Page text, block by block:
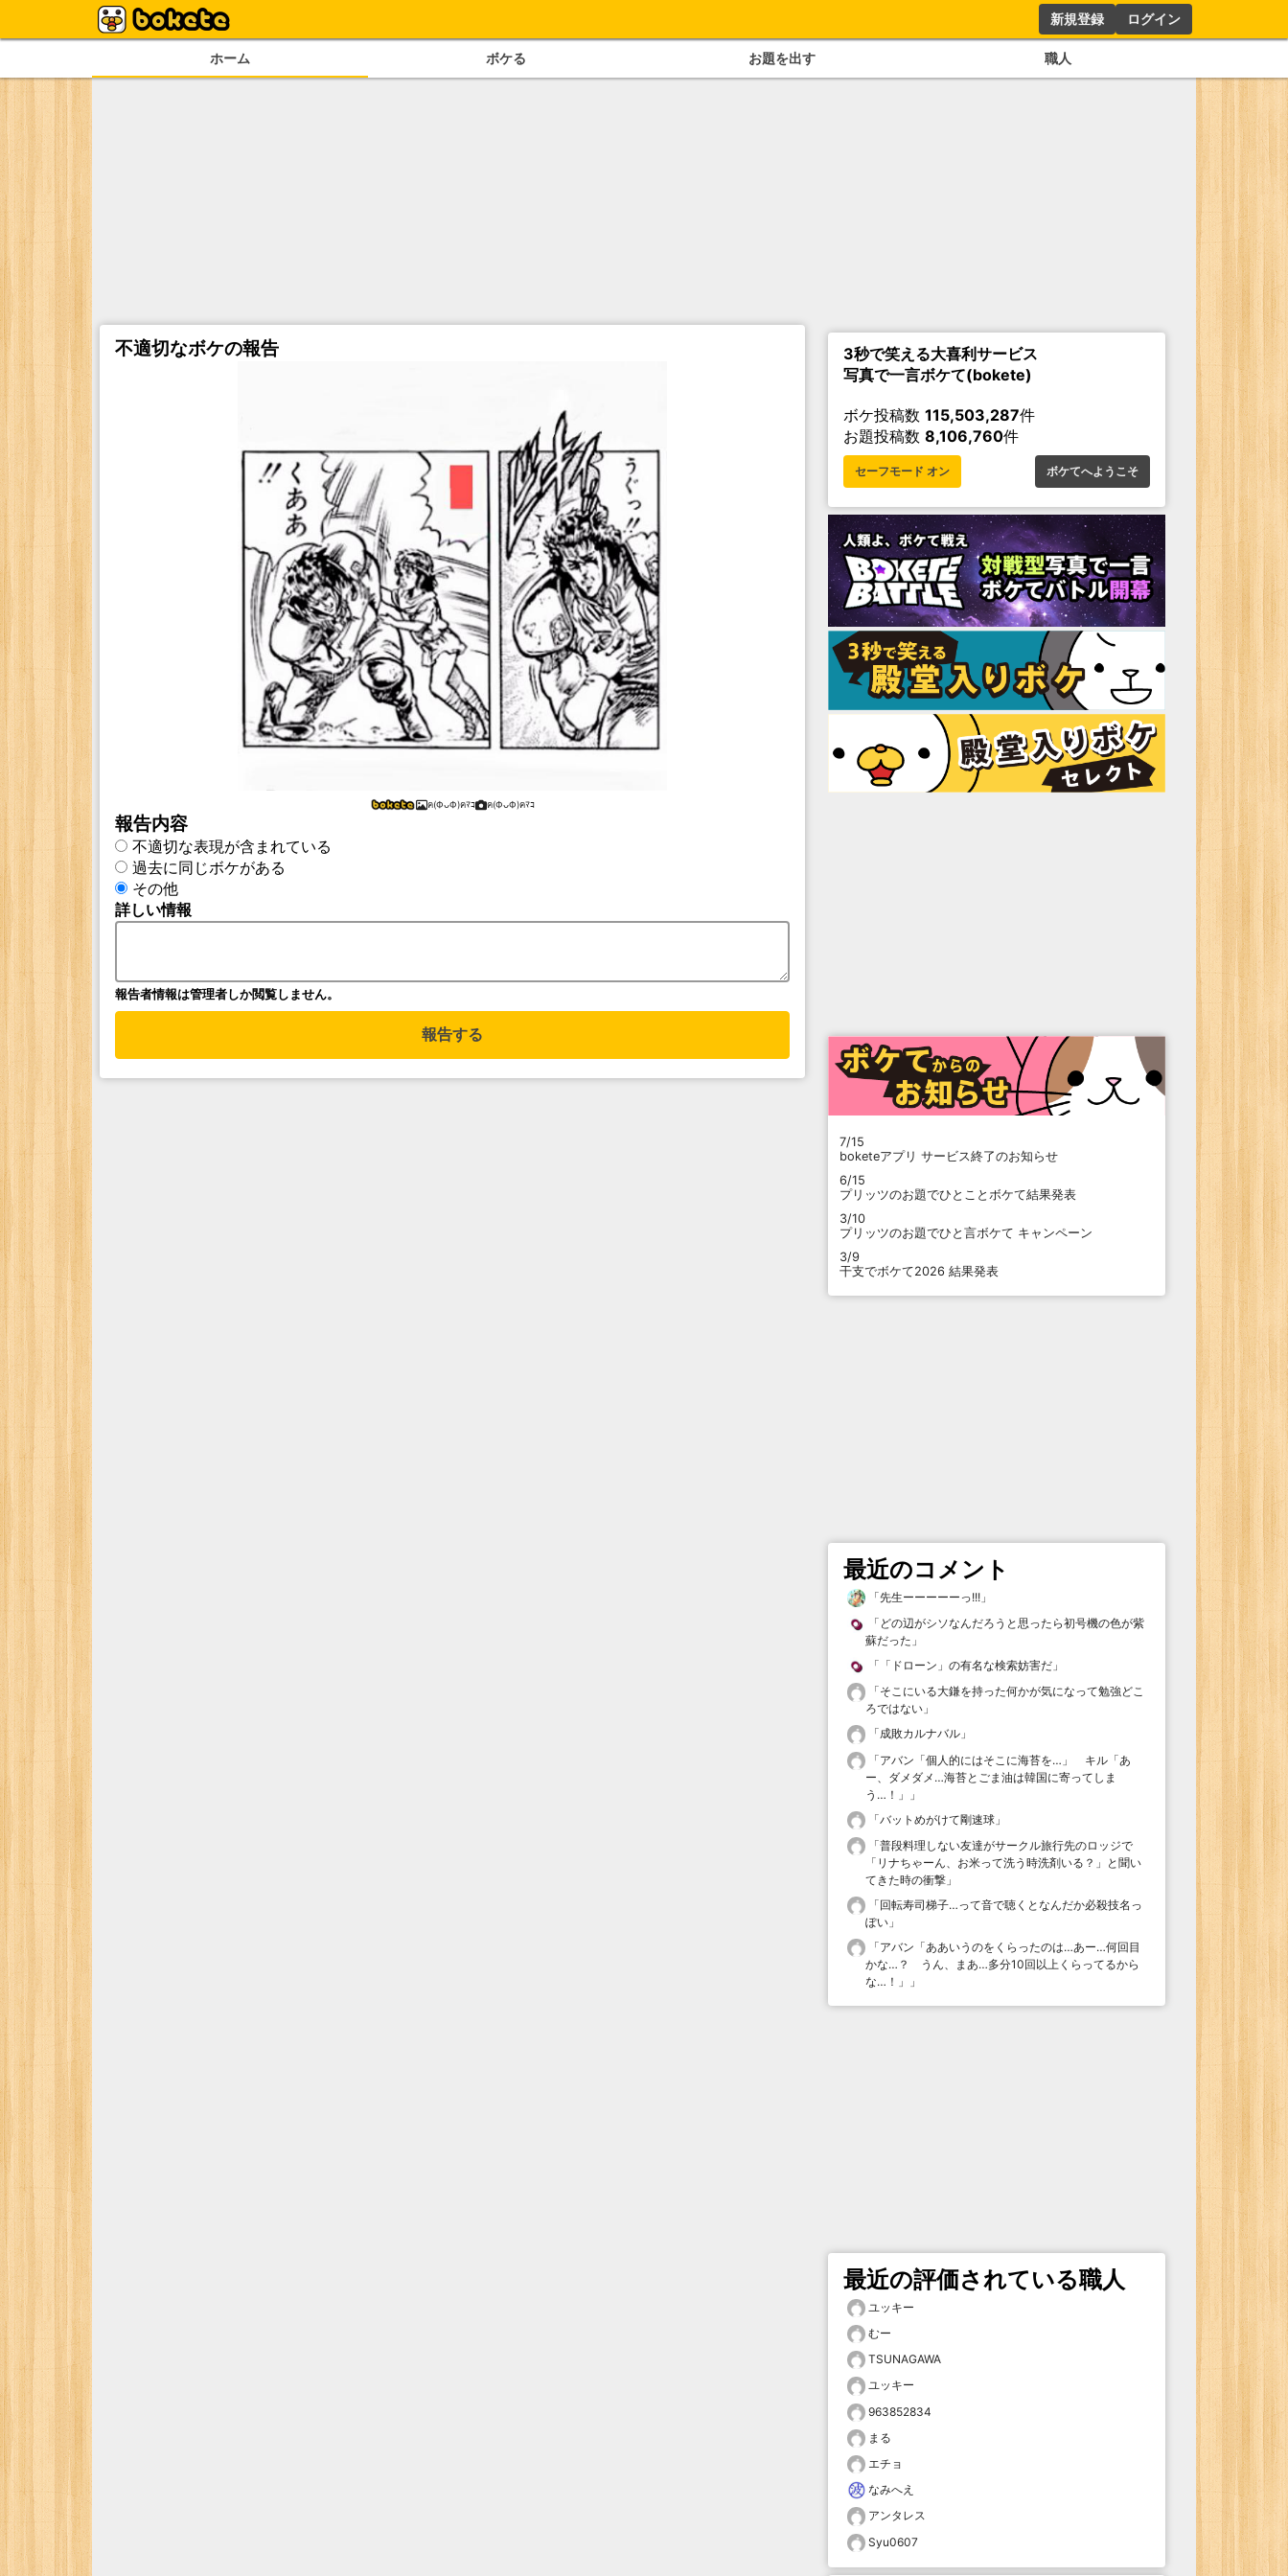
新規登録 ログイン
ホーム ボケる お題を出す 職人
不適切なボケの報告
ฅ(ФᴗФ)ฅﾏｺ ฅ(ФᴗФ)ฅﾏｺ
報告内容
不適切な表現が含まれている
過去に同じボケがある
その他
詳しい情報
報告者情報は管理者しか閲覧しません。
報告する
3秒で笑える大喜利サービス
写真で一言ボケて(bokete)
ボケ投稿数 115,503,287件
お題投稿数 8,106,760件
セーフモード オン ボケてへようこそ
7/15
boketeアプリ サービス終了のお知らせ
6/15
プリッツのお題でひとことボケて結果発表
3/10
プリッツのお題でひと言ボケて キャンペーン
3/9
干支でボケて2026 結果発表
最近のコメント
「先生ーーーーーっ!!! 」
「 どの辺がシソなんだろうと思ったら初号機の色が紫
蘇だった 」
「 「ドローン」の有名な検索妨害だ 」
「そこにいる大鎌を持った何かが気になって勉強どこ
ろではない 」
「成敗カルナバル 」
「アバン「個人的にはそこに海苔を…」 キル「あ
ー、ダメダメ…海苔とごま油は韓国に寄ってしま
う…！」
」
「バットめがけて剛速球 」
「普段料理しない友達がサークル旅行先のロッジで
「リナちゃーん、お米って洗う時洗剤いる？」と聞い
てきた時の衝撃 」
「回転寿司梯子…って音で聴くとなんだか必殺技名っ
ぽい 」
「アバン「ああいうのをくらったのは…あー…何回目
かな…？ うん、まあ…多分10回以上くらってるから
な…！」
」
最近の評価されている職人
ユッキー
むー
TSUNAGAWA
ユッキー
963852834
まる
エチョ
なみへえ
アンタレス
Syu0607